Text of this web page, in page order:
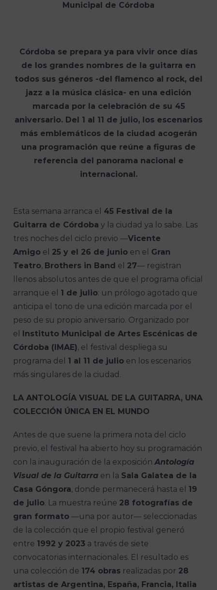
Municipal de Córdoba
Córdoba se prepara ya para vivir once días
de los grandes nombres de la guitarra en
todos sus géneros -del flamenco al rock, del
jazz a la música clásica- en una edición
marcada por la celebración de su 45
aniversario. Del 1 al 11 de julio, los escenarios
más emblemáticos de la ciudad acogerán
una programación que reúne a figuras de
referencia del panorama nacional e
internacional.
Esta semana arranca el 45 Festival de la
Guitarra de Córdoba y la ciudad ya lo sabe. Las
tres noches del ciclo previo —Vicente
Amigo el 25 y el 26 de junio en el Gran
Teatro, Brothers in Band el 27— registran
llenos absolutos antes de que el programa oficial
arranque el 1 de julio: un prólogo agotado que
anticipa el tono de una edición marcada por el
peso de su propio aniversario. Organizado por
el
Instituto Municipal de Artes Escénicas de
Córdoba (IMAE), el festival despliega su
programa del 1 al 11 de julio en los escenarios
más singulares de la ciudad.
LA ANTOLOGÍA VISUAL DE LA GUITARRA, UNA
COLECCIÓN ÚNICA EN EL MUNDO
Antes de que suene la primera nota del ciclo
previo, el festival ha abierto hoy su programación
con la inauguración de la exposiciónAntología
Visual de la Guitarra en la Sala Galatea de la
Casa Góngora, donde permanecerá hasta el 19
de julio. La muestra reúne 28 fotografías de
gran formato —una por autor— seleccionadas
de la colección que el propio festival generó
entre 1992 y 2023 a través de siete
convocatorias internacionales. El resultado es
una colección de 174 obras realizadas por 28
artistas de Argentina, España, Francia, Italia